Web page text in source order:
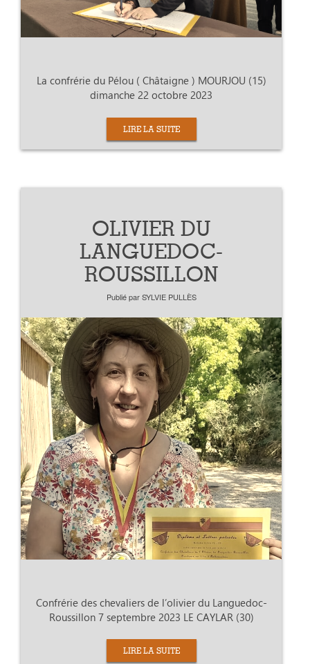
La confrérie du Pélou ( Châtaigne ) MOURJOU (15)
dimanche 22 octobre 2023
LIRE LA SUITE
OLIVIER DU
LANGUEDOC-
ROUSSILLON
Publié parSYLVIE PULLÈS
Confrérie des chevaliers de l’olivier du Languedoc-
Roussillon 7 septembre 2023 LE CAYLAR (30)
LIRE LA SUITE